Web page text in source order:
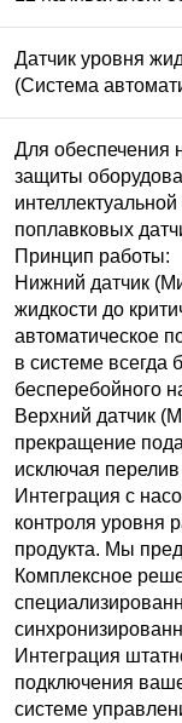
Датчик уровня
(Система
Для обеспечения
защиты
поплавковых
Принцип работы:
Нижний датчик
жидкости до
автоматическое
в системе всегда
бесперебойного
Верхний датчик
прекращение
исключая
Интеграция с
контроля уровня
продукта. Мы
Комплексное
Интеграция
подключения
системе